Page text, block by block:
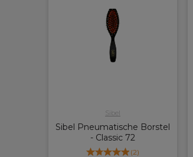
Sibel
Sibel Pneumatische Borstel
- Classic 72
(2)